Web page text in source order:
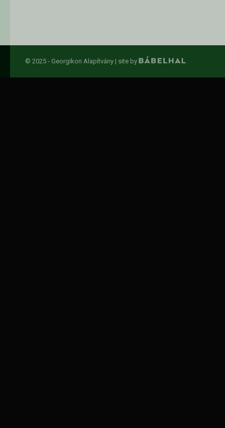
© 2025 - Georgikon Alapítvány | site by